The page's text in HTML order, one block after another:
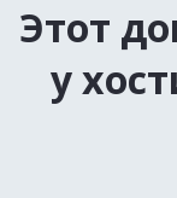
Этот
у